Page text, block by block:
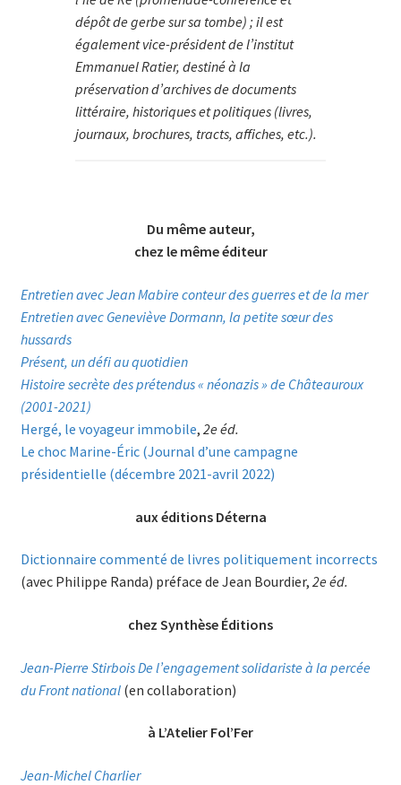
dépôt de gerbe sur sa tombe) ; il est
également vice-président de l’institut
Emmanuel Ratier, destiné à la
préservation d’archives de documents
littéraire, historiques et politiques (livres,
journaux, brochures, tracts, affiches, etc.).
Du même auteur,
chez le même éditeur
Entretien avec Jean Mabire conteur des guerres et de la mer
Entretien avec Geneviève Dormann, la petite sœur des
hussards
Présent, un défi au quotidien
Histoire secrète des prétendus « néonazis » de Châteauroux
(2001-2021)
Hergé, le voyageur immobile, 2e éd.
Le choc Marine-Éric (Journal d’une campagne
présidentielle (décembre 2021-avril 2022)
aux éditions Déterna
Dictionnaire commenté de livres politiquement incorrects
(avec Philippe Randa) préface de Jean Bourdier, 2e éd.
chez Synthèse Éditions
Jean-Pierre Stirbois De l’engagement solidariste à la percée
du Front national (en collaboration)
à L’Atelier Fol’Fer
Jean-Michel Charlier